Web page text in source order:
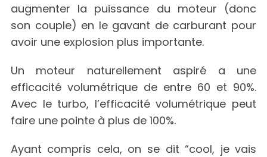
augmenter la puissance du moteur (donc
son couple) en le gavant de carburant pour
avoir une explosion plus importante.
Un moteur naturellement aspiré a une
efficacité volumétrique de entre 60 et 90%.
Avec le turbo, l’efficacité volumétrique peut
faire une pointe à plus de 100%.
Ayant compris cela, on se dit “cool, je vais